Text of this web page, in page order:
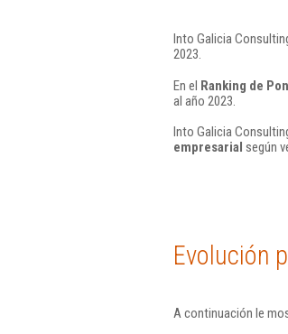
Into Galicia
2023.
En el Ranking de
al año 2023.
Into Galicia
empresarial según
Evolución
A continuación le